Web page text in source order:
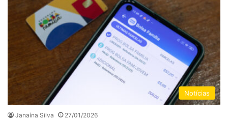
Notícias
Janaína Silva 27/01/2026